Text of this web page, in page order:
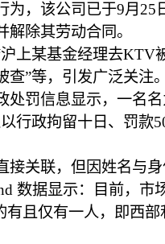
为，该公司已于9月25
除其劳动合同。
某基金经理去KTV
查”等，引发广泛关注
处罚信息显示，一名名
行政拘留十日、罚款
关联，但因姓名与身
数据显示：目前，市
有且仅有一人，即西部